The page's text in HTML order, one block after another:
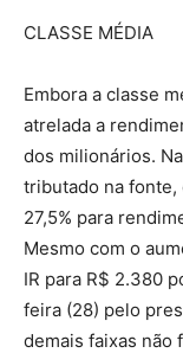
CLASSE MÉDIA
Embora a classe
atrelada a
dos milionários.
tributado na fonte,
27,5% para
Mesmo com o
IR para R$ 2.380
feira (28) pelo
demais faixas não